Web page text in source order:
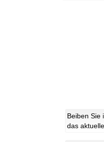
Beiben Sie
das